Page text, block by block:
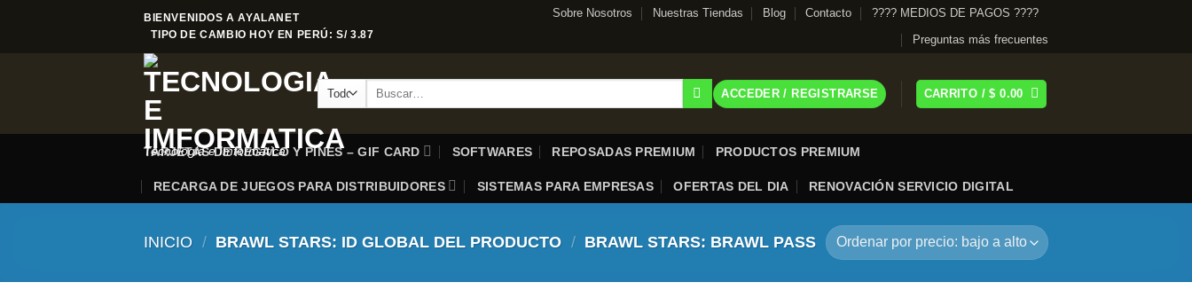
BIENVENIDOS A AYALANET
TIPO DE CAMBIO HOY EN PERÚ: S/ 3.87
Sobre Nosotros Nuestras Tiendas Blog Contacto
???? MEDIOS DE PAGOS ????
Preguntas más frecuentes
Tecnologia e Imformatica
Buscar
ACCEDER / REGISTRARSE CARRITO /$ 0.00
TARJETAS DE REGALO Y PINES – GIF CARD SOFTWARES REPOSADAS PREMIUM PRODUCTOS PREMIUM
RECARGA DE JUEGOS PARA DISTRIBUIDORES SISTEMAS PARA EMPRESAS OFERTAS DEL DIA RENOVACIÓN SERVICIO DIGITAL
INICIO / BRAWL STARS: ID GLOBAL DEL PRODUCTO / BRAWL STARS: BRAWL PASS